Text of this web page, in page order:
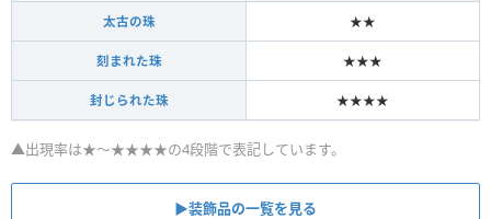
太古の珠 ★★
刻まれた珠 ★★★
封じられた珠 ★★★★
▲出現率は★〜★★★★の4段階で表記しています。
▶装飾品の一覧を見る